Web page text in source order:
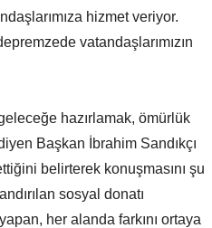
hizmet veriyor.
vatandaşlarımızın
hazırlamak, ömürlük
Başkan İbrahim Sandıkçı
belirterek konuşmasını şu
sosyal donatı
her alanda farkını ortaya